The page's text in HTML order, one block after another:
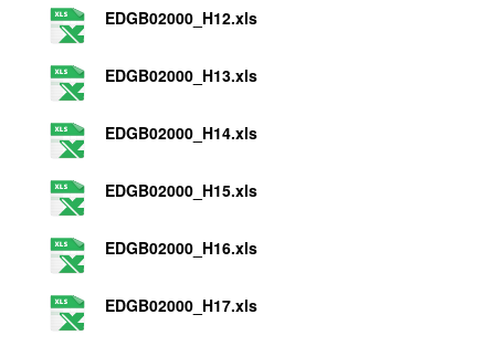
EDGB02000_H12.xls
EDGB02000_H13.xls
EDGB02000_H14.xls
EDGB02000_H15.xls
EDGB02000_H16.xls
EDGB02000_H17.xls